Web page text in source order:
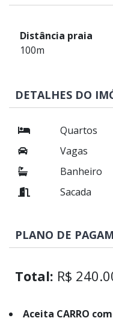
Distância praia
100m
DETALHES DO
Quartos
Vagas
Banheiro
Sacada
PLANO DE
Total: R$
Aceita CARRO